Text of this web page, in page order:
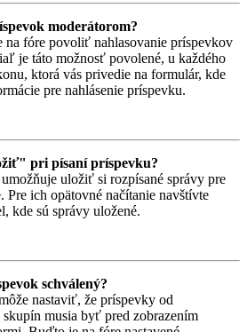
moderátorom?
na fóre povoliť nahlasovanie príspevkov
je táto možnosť povolené, u každého
ktorá vás privedie na formulár, kde
pre nahlásenie príspevku.
pri písaní príspevku?
uložiť si rozpísané správy pre
Pre ich opätovné načítanie navštívte
kde sú správy uložené.
schválený?
nastaviť, že príspevky od
musia byť pred zobrazením